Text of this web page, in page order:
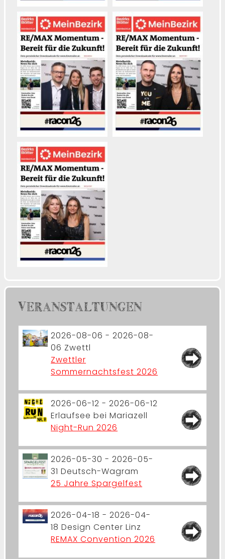
VERANSTALTUNGEN
2026-08-06 - 2026-08-
06 Zwettl
Zwettler
Sommernachtsfest 2026
2026-06-12 - 2026-06-12
Erlaufsee bei Mariazell
Night-Run 2026
2026-05-30 - 2026-05-
31 Deutsch-Wagram
25 Jahre Spargelfest
2026-04-18 - 2026-04-
18 Design Center Linz
REMAX Convention 2026